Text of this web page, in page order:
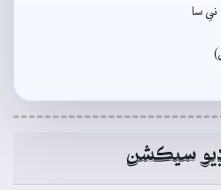
ني سا
سيڪشن